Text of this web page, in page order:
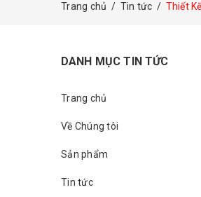
Trang chủ / Tin tức / Thiết
DANH MỤC TIN TỨC
Trang chủ
Về Chúng tôi
Sản phẩm
Tin tức